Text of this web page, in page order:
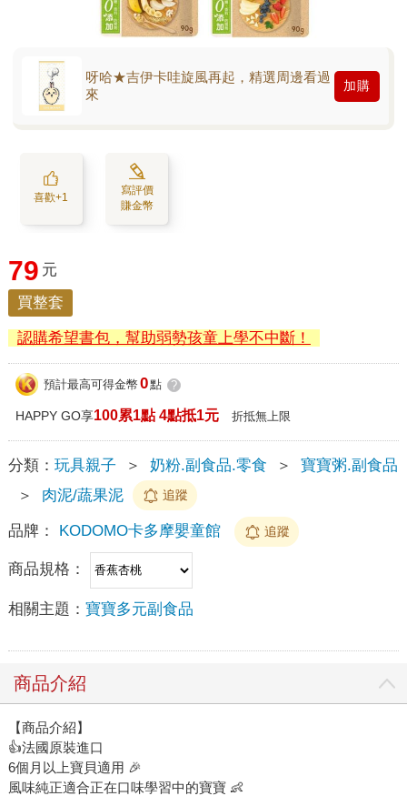
呀哈★吉伊卡哇旋風再起，精選周邊看過
來
加購
喜歡+1
寫評價
賺金幣
79 元
買整套
認購希望書包，幫助弱勢孩童上學不中斷！
預計最高可得金幣 0點 ?
HAPPY GO享100累1點 4點抵1元 折抵無上限
分類： 玩具親子 ＞ 奶粉.副食品.零食 ＞
寶寶粥.副食品
＞
肉泥/蔬果泥 追蹤
品牌： KODOMO卡多摩嬰童館 追蹤
商品規格：
相關主題： 寶寶多元副食品
商品介紹
【商品介紹】
👍法國原裝進口
6個月以上寶貝適用 🎉
風味純正適合正在口味學習中的寶寶 👶